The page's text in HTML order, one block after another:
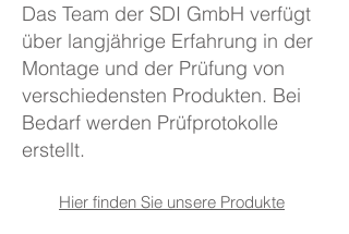
Das Team der SDI GmbH verfügt
über langjährige Erfahrung in der
Montage und der Prüfung von
verschiedensten Produkten. Bei
Bedarf werden Prüfprotokolle
erstellt.
Hier finden Sie unsere Produkte